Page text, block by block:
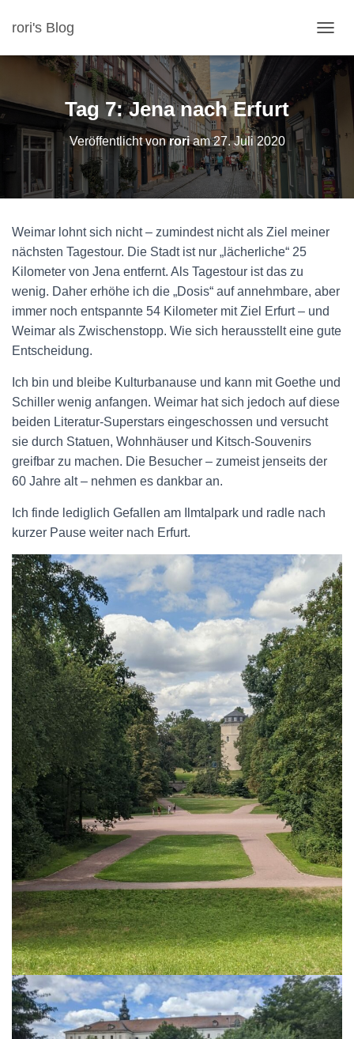
rori's Blog
A
V
T
I
O
N
U
C
T
E
Tag 7: Jena nach Erfurt
Veröffentlicht vonroriam27. Juli 2020
Weimar lohnt sich nicht – zumindest nicht als Ziel meiner
nächsten Tagestour. Die Stadt ist nur „lächerliche“ 25
Kilometer von Jena entfernt. Als Tagestour ist das zu
wenig. Daher erhöhe ich die „Dosis“ auf annehmbare, aber
immer noch entspannte 54 Kilometer mit Ziel Erfurt – und
Weimar als Zwischenstopp. Wie sich herausstellt eine gute
Entscheidung.
Ich bin und bleibe Kulturbanause und kann mit Goethe und
Schiller wenig anfangen. Weimar hat sich jedoch auf diese
beiden Literatur-Superstars eingeschossen und versucht
sie durch Statuen, Wohnhäuser und Kitsch-Souvenirs
greifbar zu machen. Die Besucher – zumeist jenseits der
60 Jahre alt – nehmen es dankbar an.
Ich finde lediglich Gefallen am Ilmtalpark und radle nach
kurzer Pause weiter nach Erfurt.